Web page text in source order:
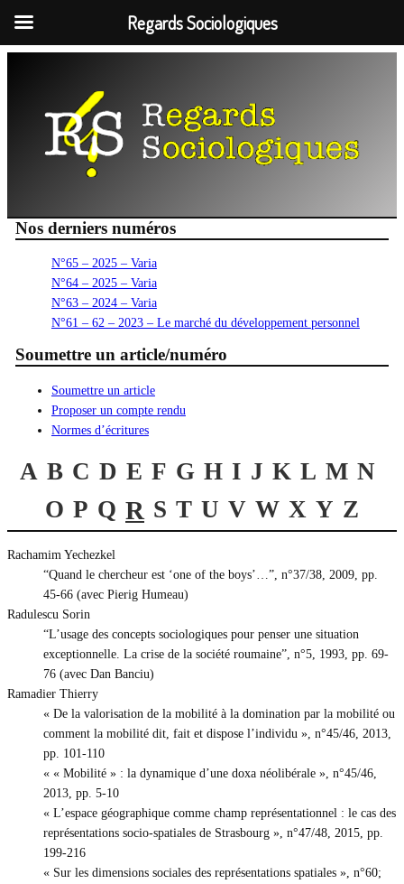
Nos derniers numéros
N°65 – 2025 – Varia
N°64 – 2025 – Varia
N°63 – 2024 – Varia
N°61 – 62 – 2023 – Le marché du développement personnel
Soumettre un article/numéro
Soumettre un article
Proposer un compte rendu
Normes d’écritures
A B C D E F G H I J K L M N
O P Q R S T U V W X Y Z
Rachamim Yechezkel
“Quand le chercheur est ‘one of the boys’…”, n°37/38, 2009, pp.
45-66 (avec Pierig Humeau)
Radulescu Sorin
“L’usage des concepts sociologiques pour penser une situation
exceptionnelle. La crise de la société roumaine”, n°5, 1993, pp. 69-
76 (avec Dan Banciu)
Ramadier Thierry
« De la valorisation de la mobilité à la domination par la mobilité ou
comment la mobilité dit, fait et dispose l’individu », n°45/46, 2013,
pp. 101-110
« « Mobilité » : la dynamique d’une doxa néolibérale », n°45/46,
2013, pp. 5-10
« L’espace géographique comme champ représentationnel : le cas des
représentations socio-spatiales de Strasbourg », n°47/48, 2015, pp.
199-216
« Sur les dimensions sociales des représentations spatiales », n°60;
Regards Sociologiques